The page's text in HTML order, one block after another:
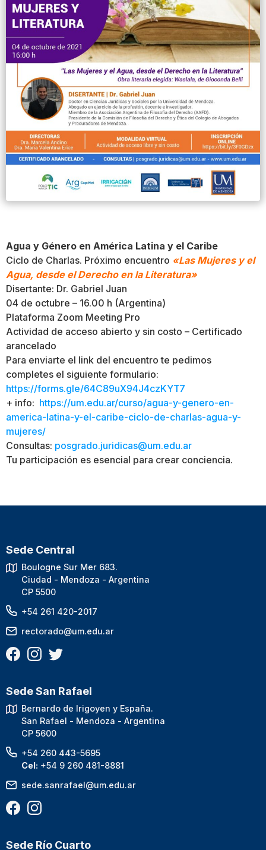
Agua y Género en América Latina y el Caribe
Ciclo de Charlas. Próximo encuentro «Las Mujeres y el
Agua, desde el Derecho en la Literatura»
Disertante: Dr. Gabriel Juan
04 de octubre – 16.00 h (Argentina)
Plataforma Zoom Meeting Pro
Actividad de acceso abierto y sin costo – Certificado
arancelado
Para enviarte el link del encuentro te pedimos
completes el siguiente formulario:
https://forms.gle/64C89uX94J4czKYT7
+ info: https://um.edu.ar/curso/agua-y-genero-en-
america-latina-y-el-caribe-ciclo-de-charlas-agua-y-
mujeres/
Consultas: posgrado.juridicas@um.edu.ar
Tu participación es esencial para crear conciencia.
Sede Central
Boulogne Sur Mer 683.
Ciudad - Mendoza - Argentina
CP 5500
+54 261 420-2017
rectorado@um.edu.ar
Sede San Rafael
Bernardo de Irigoyen y España.
San Rafael - Mendoza - Argentina
CP 5600
+54 260 443-5695
Cel: +54 9 260 481-8881
sede.sanrafael@um.edu.ar
Sede Río Cuarto